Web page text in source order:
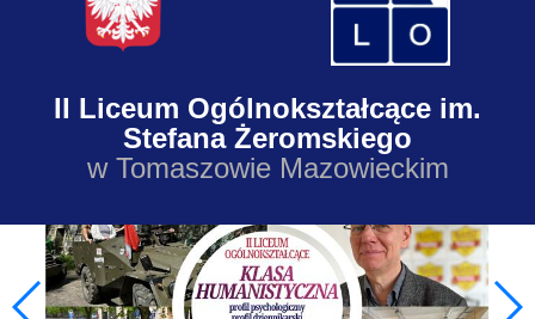
II Liceum Ogólnokształcące im.
Stefana Żeromskiego
w Tomaszowie Mazowieckim